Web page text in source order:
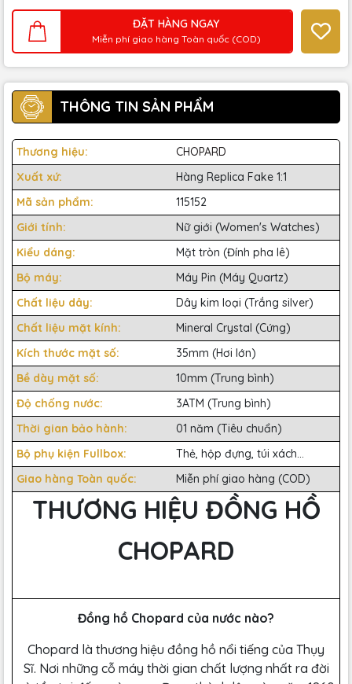
ĐẶT HÀNG NGAY
Miễn phí giao hàng Toàn quốc (COD)
THÔNG TIN SẢN PHẨM
Thương hiệu:
CHOPARD
Xuất xứ:
Hàng Replica Fake 1:1
Mã sản phẩm:
115152
Giới tính:
Nữ giới (Women's Watches)
Kiểu dáng:
Mặt tròn (Đính pha lê)
Bộ máy:
Máy Pin (Máy Quartz)
Chất liệu dây:
Dây kim loại (Trắng silver)
Chất liệu mặt kính:
Mineral Crystal (Cứng)
Kích thước mặt số:
35mm (Hơi lớn)
Bề dày mặt số:
10mm (Trung bình)
Độ chống nước:
3ATM (Trung bình)
Thời gian bảo hành:
01 năm (Tiêu chuẩn)
Bộ phụ kiện Fullbox:
Thẻ, hộp đựng, túi xách...
Giao hàng Toàn quốc:
Miễn phí giao hàng (COD)
THƯƠNG HIỆU ĐỒNG HỒ
CHOPARD
Đồng hồ Chopard của nước nào?
Chopard là thương hiệu đồng hồ nổi tiếng của Thụy
Sĩ. Nơi những cỗ máy thời gian chất lượng nhất ra đời